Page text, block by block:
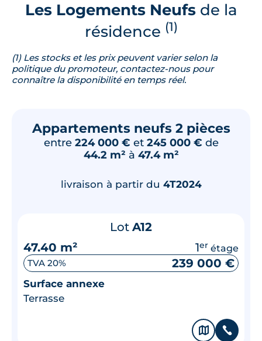
Les Logements Neufsde la
résidence (1)
(1) Les stocks et les prix peuvent varier selon la
politique du promoteur, contactez-nous pour
connaître la disponibilité en temps réel.
Appartements neufs 2 pièces
entre 224 000 € et 245 000 € de
44.2 m² à 47.4 m²
livraison à partir du 4T2024
Lot A12
47.40 m²
1er étage
TVA 20% 239 000 €
Surface annexe
Terrasse
🗞 📞